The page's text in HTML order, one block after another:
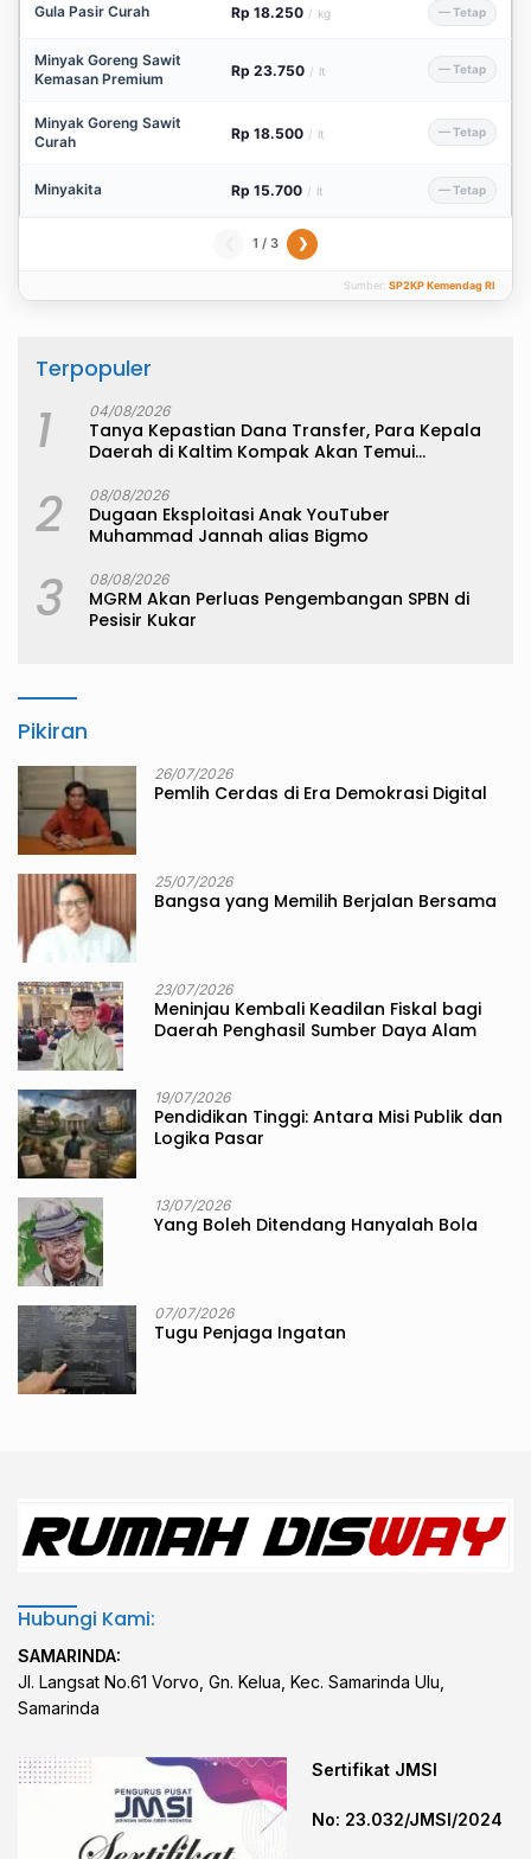
Gula Pasir Curah Rp 18.250 / kg — Tetap
Minyak Goreng Sawit
Kemasan Premium
Rp 23.750 / lt — Tetap
Minyak Goreng Sawit
Curah
Rp 18.500 / lt — Tetap
Minyakita Rp 15.700 / lt — Tetap
1 / 3 ❯
Sumber: SP2KP Kemendag RI
Terpopuler
1 04/08/2026
Tanya Kepastian Dana Transfer, Para Kepala
Daerah di Kaltim Kompak Akan Temui
2 08/08/2026
Dugaan Eksploitasi Anak YouTuber
Muhammad Jannah alias Bigmo
3 08/08/2026
MGRM Akan Perluas Pengembangan SPBN di
Pesisir Kukar
Pikiran
26/07/2026
Pemlih Cerdas di Era Demokrasi Digital
25/07/2026
Bangsa yang Memilih Berjalan Bersama
23/07/2026
Meninjau Kembali Keadilan Fiskal bagi
Daerah Penghasil Sumber Daya Alam
19/07/2026
Pendidikan Tinggi: Antara Misi Publik dan
Logika Pasar
13/07/2026
Yang Boleh Ditendang Hanyalah Bola
07/07/2026
Tugu Penjaga Ingatan
Hubungi Kami:
SAMARINDA:
Jl. Langsat No.61 Vorvo, Gn. Kelua, Kec. Samarinda Ulu,
Samarinda
Sertifikat JMSI
No: 23.032/JMSI/2024